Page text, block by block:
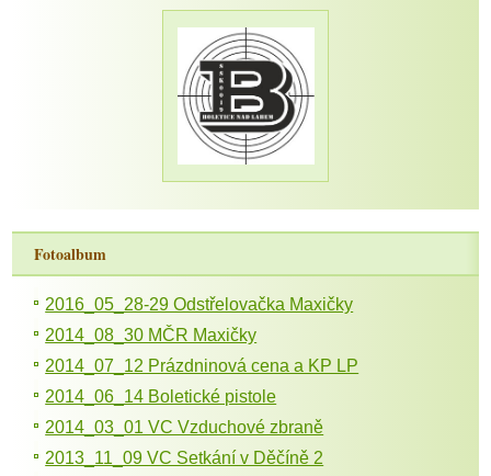
Fotoalbum
2016_05_28-29 Odstřelovačka Maxičky
2014_08_30 MČR Maxičky
2014_07_12 Prázdninová cena a KP LP
2014_06_14 Boletické pistole
2014_03_01 VC Vzduchové zbraně
2013_11_09 VC Setkání v Děčíně 2